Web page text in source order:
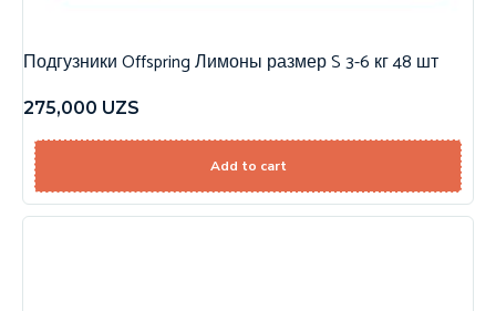
Подгузники Offspring Лимоны размер S 3-6 кг 48 шт
275,000 UZS
Add to cart